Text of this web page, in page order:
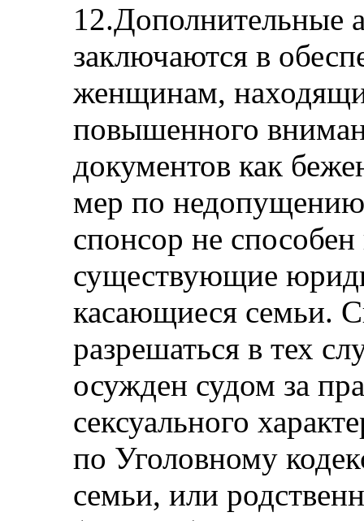
12.Дополнительные
заключаются в
женщинам,
повышенного
документов как
мер по недопущению
спонсор не
существующие
касающиеся семьи.
разрешаться в тех
осужден судом за
сексуального
по Уголовному
семьи, или